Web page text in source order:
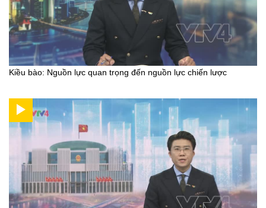
Kiều bào: Nguồn lực quan trọng đến nguồn lực chiến lược